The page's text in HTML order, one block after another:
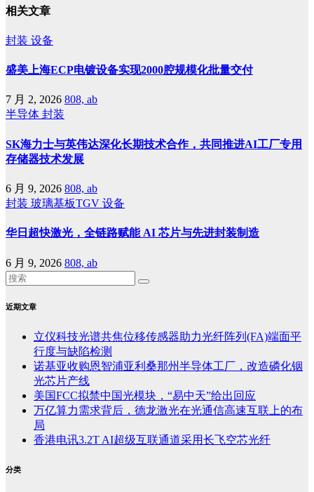
相关文章
封装 设备
盛美上海ECP电镀设备实现2000腔规模化批量交付
7 月 2, 2026 808, ab
半导体 封装
SK海力士与英伟达深化长期技术合作，共同推进AI工厂专用
存储器技术发展
6 月 9, 2026 808, ab
封装 玻璃基板TGV 设备
华日超快激光，全链路赋能 AI 芯片与先进封装制造
6 月 9, 2026 808, ab
近期文章
立仪科技光谱共焦位移传感器助力光纤阵列(FA)端面平
行度与缺陷检测
诺基亚收购恩智浦亚利桑那州半导体工厂，改造磷化铟
光芯片产线
美国FCC拟禁中国光模块，“易中天”给出回应
万亿算力需求背后，德龙激光在光通信高速互联上的布
局
香港电讯3.2T AI超级互联通道采用长飞空芯光纤
分类